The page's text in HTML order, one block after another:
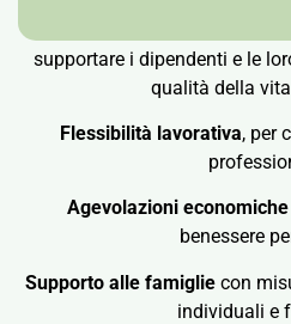
supportare i dipendenti e le
qualità della
Flessibilità lavorativa, per
Agevolazioni economiche
benessere
Supporto alle famiglie con
individuali e